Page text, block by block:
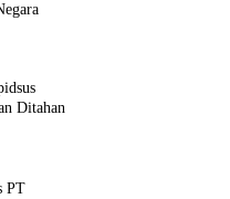
Ditahan
PT